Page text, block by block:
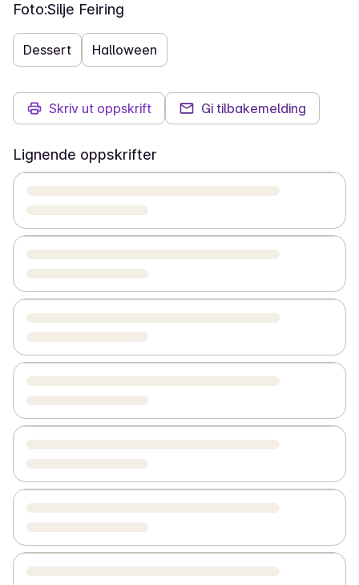
Foto:Silje Feiring
Dessert Halloween
Skriv ut oppskrift Gi tilbakemelding
Lignende oppskrifter